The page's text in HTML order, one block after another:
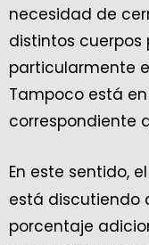
necesidad de
distintos cuerpos
particularmente
Tampoco está
correspondiente
En este sentido, el
está discutiendo
porcentaje